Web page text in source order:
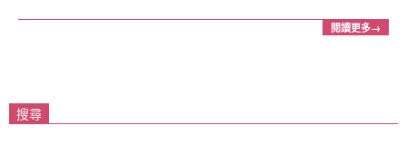
閱讀更多→
搜尋